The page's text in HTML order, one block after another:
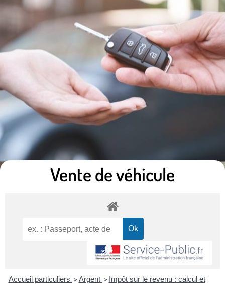
Vente de véhicule
Accueil particuliers > Argent > Impôt sur le revenu : calcul et